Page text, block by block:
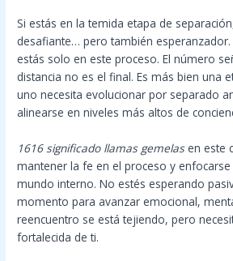
Si estás en la temida etapa de
desafiante… pero también
estás solo en este proceso. El número
distancia no es el final. Es más bien una
uno necesita evolucionar por separado
alinearse en niveles más altos de
1616 significado llamas gemelasen este
mantener la fe en el proceso y
mundo interno. No estés esperando
momento para avanzar emocional,
reencuentro se está tejiendo, pero
fortalecida de ti.